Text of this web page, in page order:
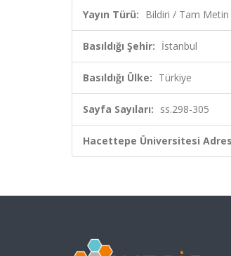
Yayın Türü: Bildiri / Tam Metin
Basıldığı Şehir: İstanbul
Basıldığı Ülke: Türkiye
Sayfa Sayıları: ss.298-305
Hacettepe Üniversitesi